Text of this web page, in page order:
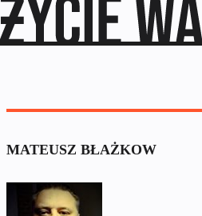
MATEUSZ BŁAŻKOW